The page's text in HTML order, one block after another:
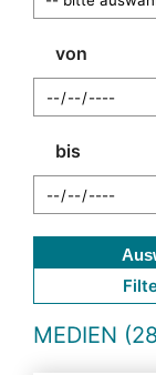
von
bis
MEDIEN